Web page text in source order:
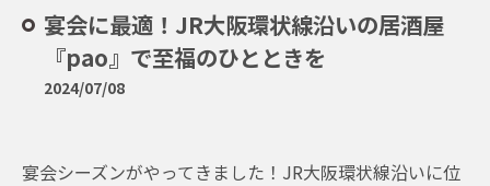
宴会に最適！JR大阪環状線沿いの居酒屋
『pao』で至福のひとときを
2024/07/08
宴会シーズンがやってきました！JR大阪環状線沿いに位